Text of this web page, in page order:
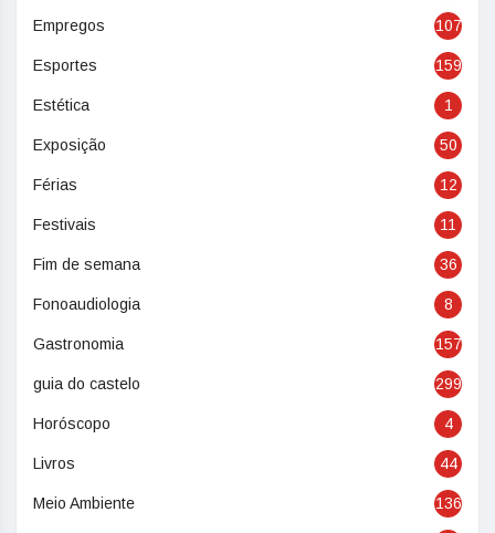
Empregos 107
Esportes 159
Estética 1
Exposição 50
Férias 12
Festivais 11
Fim de semana 36
Fonoaudiologia 8
Gastronomia 157
guia do castelo 299
Horóscopo 4
Livros 44
Meio Ambiente 136